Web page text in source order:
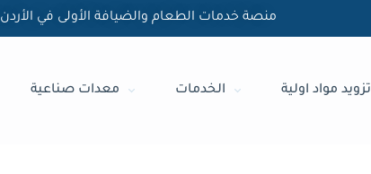
منصة خدمات الطعام والضيافة الأولى في الأردن
معدات صناعية الخدمات تزويد مواد اولية